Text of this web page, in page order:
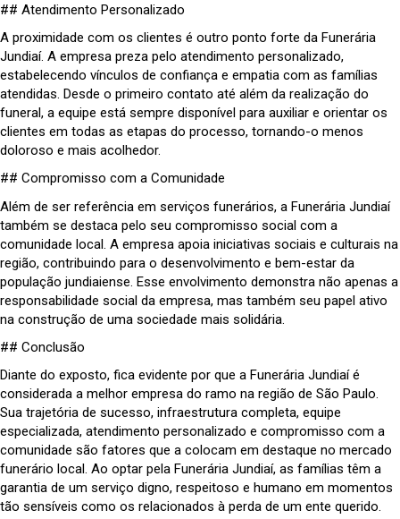
## Atendimento Personalizado
A proximidade com os clientes é outro ponto forte da Funerária
Jundiaí. A empresa preza pelo atendimento personalizado,
estabelecendo vínculos de confiança e empatia com as famílias
atendidas. Desde o primeiro contato até além da realização do
funeral, a equipe está sempre disponível para auxiliar e orientar os
clientes em todas as etapas do processo, tornando-o menos
doloroso e mais acolhedor.
## Compromisso com a Comunidade
Além de ser referência em serviços funerários, a Funerária Jundiaí
também se destaca pelo seu compromisso social com a
comunidade local. A empresa apoia iniciativas sociais e culturais na
região, contribuindo para o desenvolvimento e bem-estar da
população jundiaiense. Esse envolvimento demonstra não apenas a
responsabilidade social da empresa, mas também seu papel ativo
na construção de uma sociedade mais solidária.
## Conclusão
Diante do exposto, fica evidente por que a Funerária Jundiaí é
considerada a melhor empresa do ramo na região de São Paulo.
Sua trajetória de sucesso, infraestrutura completa, equipe
especializada, atendimento personalizado e compromisso com a
comunidade são fatores que a colocam em destaque no mercado
funerário local. Ao optar pela Funerária Jundiaí, as famílias têm a
garantia de um serviço digno, respeitoso e humano em momentos
tão sensíveis como os relacionados à perda de um ente querido.